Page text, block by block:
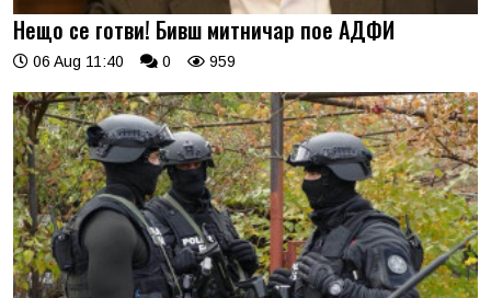
Нещо се готви! Бивш митничар пое АДФИ
06 Aug 11:40 0 959